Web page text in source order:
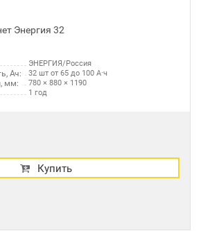
Энергия 32
ЭНЕРГИЯ/Россия
Ач: 32 шт от 65 до 100 А·ч
мм: 780 × 880 × 1190
1 год
Купить